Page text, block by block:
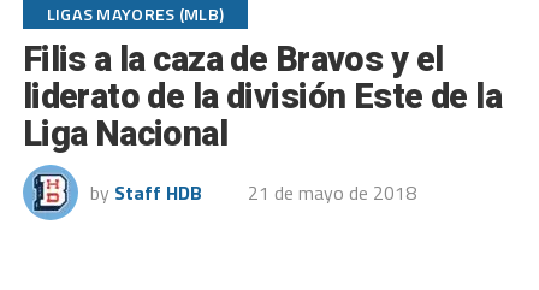
LIGAS MAYORES (MLB)
Filis a la caza de Bravos y el
liderato de la división Este de la
Liga Nacional
by Staff HDB 21 de mayo de 2018